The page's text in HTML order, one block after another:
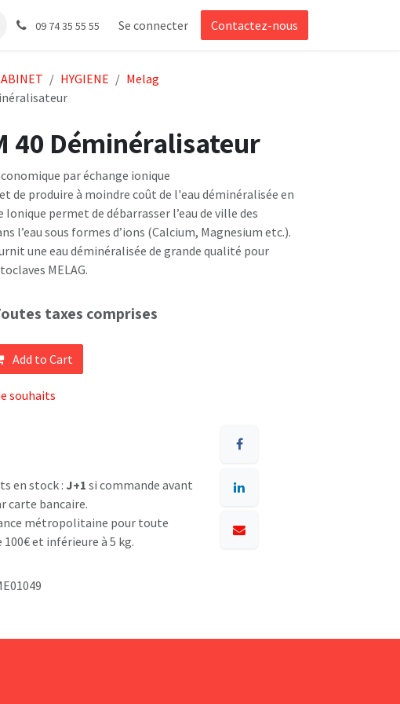
Support09 74 35 55 55 Se connecter Contactez-nous
HYGIENE
Melag
40 Déminéralisateur
par échange ionique
de produire à moindre coût de l'eau déminéralisée en
Ionique permet de débarrasser l’eau de ville des
l’eau sous formes d’ions (Calcium, Magnesium etc.).
une eau déminéralisée de grande qualité pour
MELAG.
taxes comprises
Add to Cart
souhaits
en stock : J+1 si commande avant
carte bancaire.
métropolitaine pour toute
et inférieure à 5 kg.